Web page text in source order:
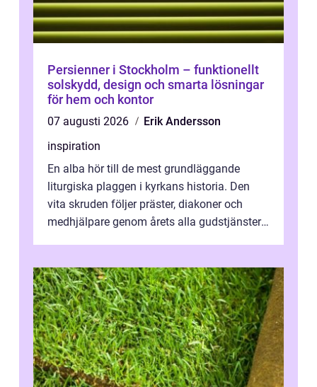
Persienner i Stockholm – funktionellt
solskydd, design och smarta lösningar
för hem och kontor
07 augusti 2026
Erik Andersson
inspiration
En alba hör till de mest grundläggande
liturgiska plaggen i kyrkans historia. Den
vita skruden följer präster, diakoner och
medhjälpare genom årets alla gudstjänster,